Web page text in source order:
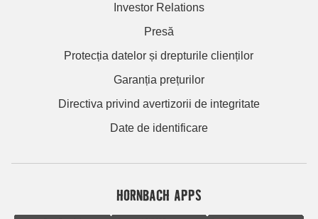
Investor Relations
Presă
Protecția datelor și drepturile clienților
Garanția prețurilor
Directiva privind avertizorii de integritate
Date de identificare
HORNBACH APPS